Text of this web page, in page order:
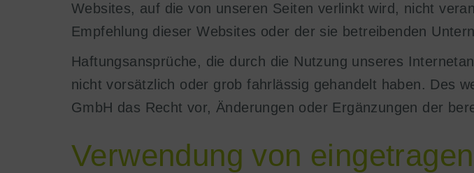
Websites, auf die von unseren Seiten verlinkt wird, nicht
Empfehlung dieser Websites oder der sie betreibenden
Haftungsansprüche, die durch die Nutzung unseres
nicht vorsätzlich oder grob fahrlässig gehandelt haben. Des
GmbH das Recht vor, Änderungen oder Ergänzungen der
Verwendung von